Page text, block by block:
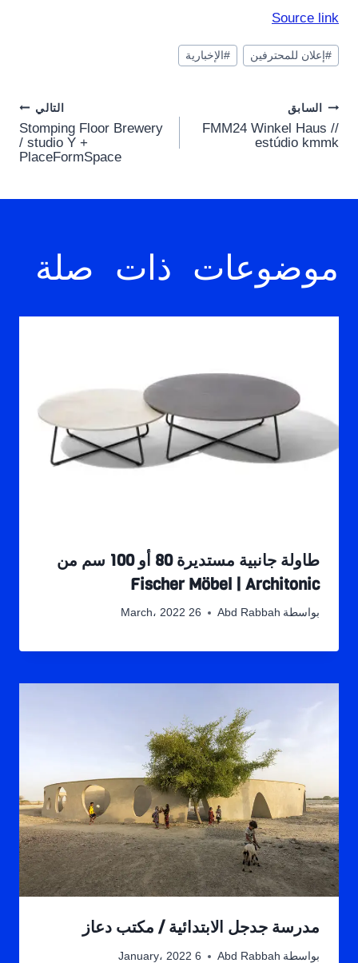
Source link
وسوم
المقال:
#إعلان للمحترفين #الإخبارية
Post
navigation
السابق
FMM24 Winkel Haus //
estúdio kmmk
التالي
Stomping Floor Brewery
/ studio Y +
PlaceFormSpace
موضوعات ذات صلة
طاولة جانبية مستديرة 80 أو 100 سم من
Fischer Möbel | Architonic
بواسطة Abd Rabbah 26 March، 2022
مدرسة جدجل الابتدائية / مكتب دعاز
بواسطة Abd Rabbah 6 January، 2022